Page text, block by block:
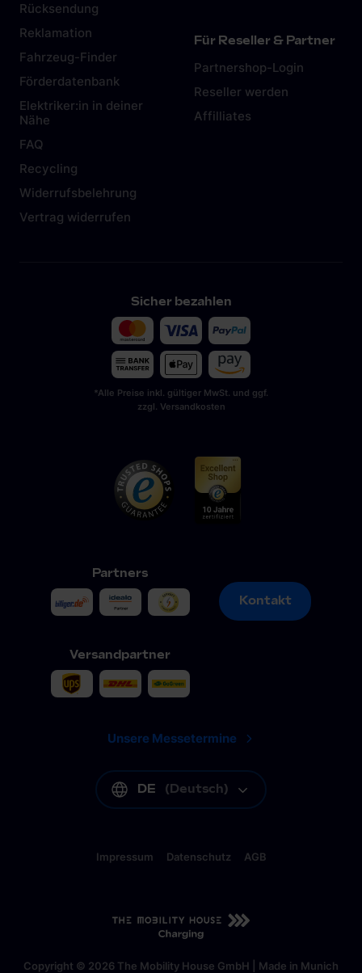
Rücksendung
Reklamation
Fahrzeug-Finder
Förderdatenbank
Elektriker:in in deiner
Nähe
FAQ
Recycling
Widerrufsbelehrung
Vertrag widerrufen
Für Reseller & Partner
Partnershop-Login
Reseller werden
Affilliates
Sicher bezahlen
*Alle Preise inkl. gültiger MwSt. und ggf.
zzgl. Versandkosten
Partners
Versandpartner
Kontakt
Kontakt
Unsere Messetermine
DE (Deutsch)
Copyright © 2026 The Mobility House GmbH | Made in Munich
Impressum Datenschutz AGB